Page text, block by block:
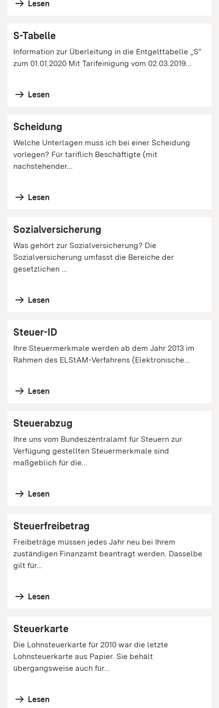
Lesen
S-Tabelle
Information zur Überleitung in die Entgelttabelle „S“
zum 01.01.2020 Mit Tarifeinigung vom 02.03.2019...
Lesen
Scheidung
Welche Unterlagen muss ich bei einer Scheidung
vorlegen? Für tariflich Beschäftigte (mit
nachstehender...
Lesen
Sozialversicherung
Was gehört zur Sozialversicherung? Die
Sozialversicherung umfasst die Bereiche der
gesetzlichen ...
Lesen
Steuer-ID
Ihre Steuermerkmale werden ab dem Jahr 2013 im
Rahmen des ELStAM-Verfahrens (Elektronische...
Lesen
Steuerabzug
Ihre uns vom Bundeszentralamt für Steuern zur
Verfügung gestellten Steuermerkmale sind
maßgeblich für die...
Lesen
Steuerfreibetrag
Freibeträge müssen jedes Jahr neu bei Ihrem
zuständigen Finanzamt beantragt werden. Dasselbe
gilt für...
Lesen
Steuerkarte
Die Lohnsteuerkarte für 2010 war die letzte
Lohnsteuerkarte aus Papier. Sie behält
übergangsweise auch für...
Lesen